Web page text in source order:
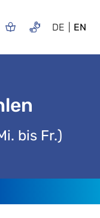
DE EN
bis Fr.)